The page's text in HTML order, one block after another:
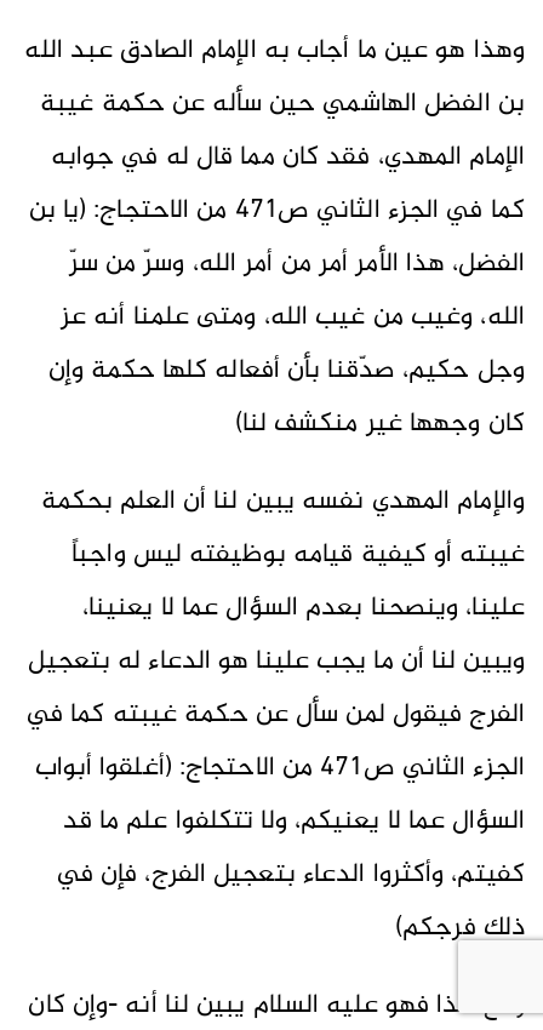
وهذا هو عين ما أجاب به الإمام الصادق عبد الله
بن الفضل الهاشمي حين سأله عن حكمة غيبة
الإمام المهدي، فقد كان مما قال له في جوابه
كما في الجزء الثاني ص471 من الاحتجاج: (يا بن
الفضل، هذا الأمر أمر من أمر الله، وسرّ من سرّ
الله، وغيب من غيب الله، ومتى علمنا أنه عز
وجل حكيم، صدّقنا بأن أفعاله كلها حكمة وإن
كان وجهها غير منكشف لنا)
والإمام المهدي نفسه يبين لنا أن العلم بحكمة
غيبته أو كيفية قيامه بوظيفته ليس واجباً
علينا، وينصحنا بعدم السؤال عما لا يعنينا،
ويبين لنا أن ما يجب علينا هو الدعاء له بتعجيل
الفرج فيقول لمن سأل عن حكمة غيبته كما في
الجزء الثاني ص471 من الاحتجاج: (أغلقوا أبواب
السؤال عما لا يعنيكم، ولا تتكلفوا علم ما قد
كفيتم، وأكثروا الدعاء بتعجيل الفرج، فإن في
ذلك فرجكم)
ومع هذا فهو عليه السلام يبين لنا أنه -وإن كان